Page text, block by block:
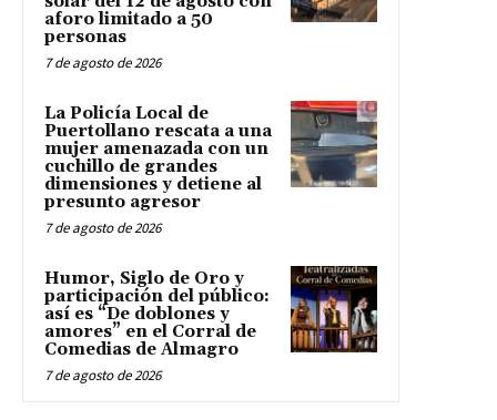
aforo limitado a 50
personas
7 de agosto de 2026
La Policía Local de
Puertollano rescata a una
mujer amenazada con un
cuchillo de grandes
dimensiones y detiene al
presunto agresor
7 de agosto de 2026
Humor, Siglo de Oro y
participación del público:
así es “De doblones y
amores” en el Corral de
Comedias de Almagro
7 de agosto de 2026